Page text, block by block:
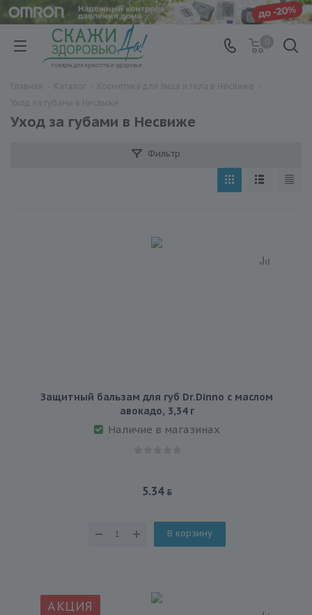
Уход за губами в Несвиже
Фильтр
Защитный бальзам для губ Dr.Dinno с маслом
авокадо, 3,34 г
Наличие в магазинах
5.34
В корзину
АКЦИЯ